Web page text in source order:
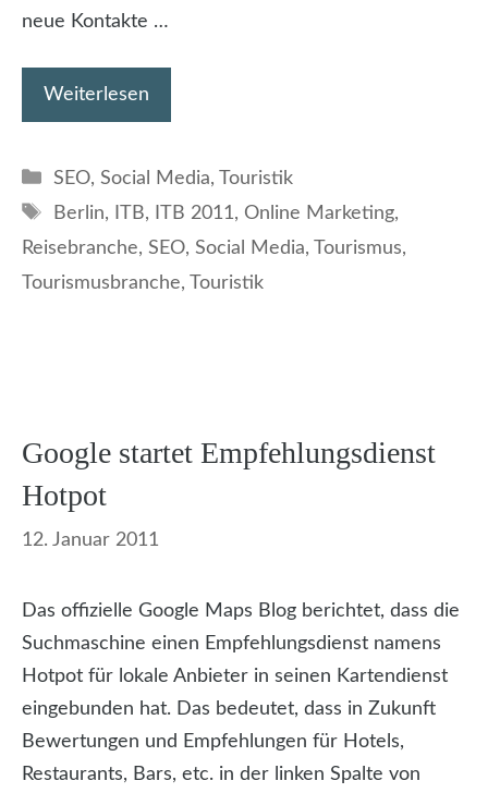
neue Kontakte …
Weiterlesen
Kategorien
SEO, Social Media, Touristik
Schlagwörter
Berlin, ITB, ITB 2011, Online Marketing,
Reisebranche, SEO, Social Media, Tourismus,
Tourismusbranche, Touristik
Google startet Empfehlungsdienst
Hotpot
12. Januar 2011
Das offizielle Google Maps Blog berichtet, dass die
Suchmaschine einen Empfehlungsdienst namens
Hotpot für lokale Anbieter in seinen Kartendienst
eingebunden hat. Das bedeutet, dass in Zukunft
Bewertungen und Empfehlungen für Hotels,
Restaurants, Bars, etc. in der linken Spalte von